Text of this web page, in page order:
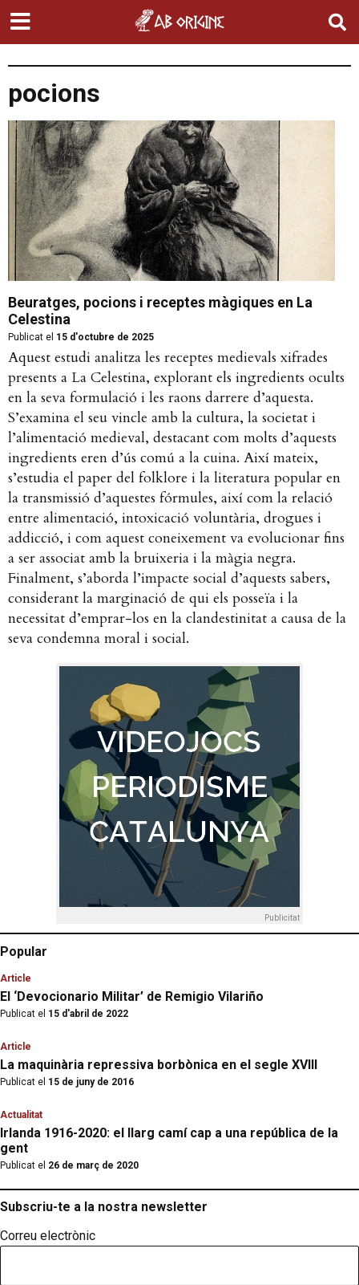
pocions
Beuratges, pocions i receptes màgiques en La
Celestina
Publicat el 15 d'octubre de 2025
Aquest estudi analitza les receptes medievals xifrades
presents a La Celestina, explorant els ingredients ocults
en la seva formulació i les raons darrere d’aquesta.
S’examina el seu vincle amb la cultura, la societat i
l’alimentació medieval, destacant com molts d’aquests
ingredients eren d’ús comú a la cuina. Així mateix,
s’estudia el paper del folklore i la literatura popular en
la transmissió d’aquestes fórmules, així com la relació
entre alimentació, intoxicació voluntària, drogues i
addicció, i com aquest coneixement va evolucionar fins
a ser associat amb la bruixeria i la màgia negra.
Finalment, s’aborda l’impacte social d’aquests sabers,
considerant la marginació de qui els posseïa i la
necessitat d’emprar-los en la clandestinitat a causa de la
seva condemna moral i social.
Publicitat
Popular
Article
El ‘Devocionario Militar’ de Remigio Vilariño
Publicat el 15 d'abril de 2022
Article
La maquinària repressiva borbònica en el segle XVIII
Publicat el 15 de juny de 2016
Actualitat
Irlanda 1916-2020: el llarg camí cap a una república de la
gent
Publicat el 26 de març de 2020
Subscriu-te a la nostra newsletter
Correu electrònic